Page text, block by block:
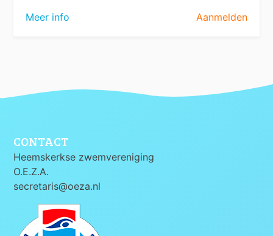
Meer info
Aanmelden
CONTACT
Heemskerkse zwemvereniging
O.E.Z.A.
secretaris@oeza.nl